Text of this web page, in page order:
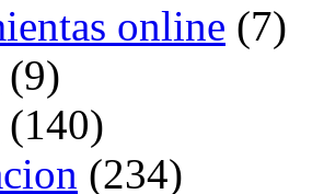
online (7)
(9)
(140)
(234)